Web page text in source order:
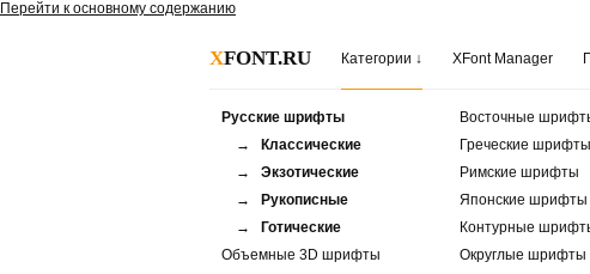
Перейти к основному содержанию
XFONT.RU Категории ↓ XFont Manager
Русские шрифты
→ Классические
→ Экзотические
→ Рукописные
→ Готические
Объемные 3D шрифты
Восточные
Греческие шрифты
Римские шрифты
Японские шрифты
Контурные
Округлые шрифты